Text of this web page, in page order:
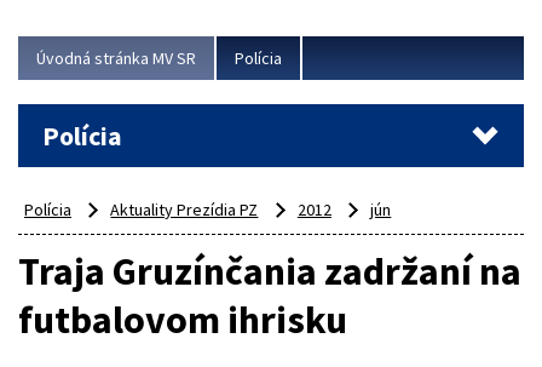
Úvodná stránka MV SR Polícia
Polícia
Polícia Aktuality Prezídia PZ 2012 jún
Traja Gruzínčania zadržaní na
futbalovom ihrisku